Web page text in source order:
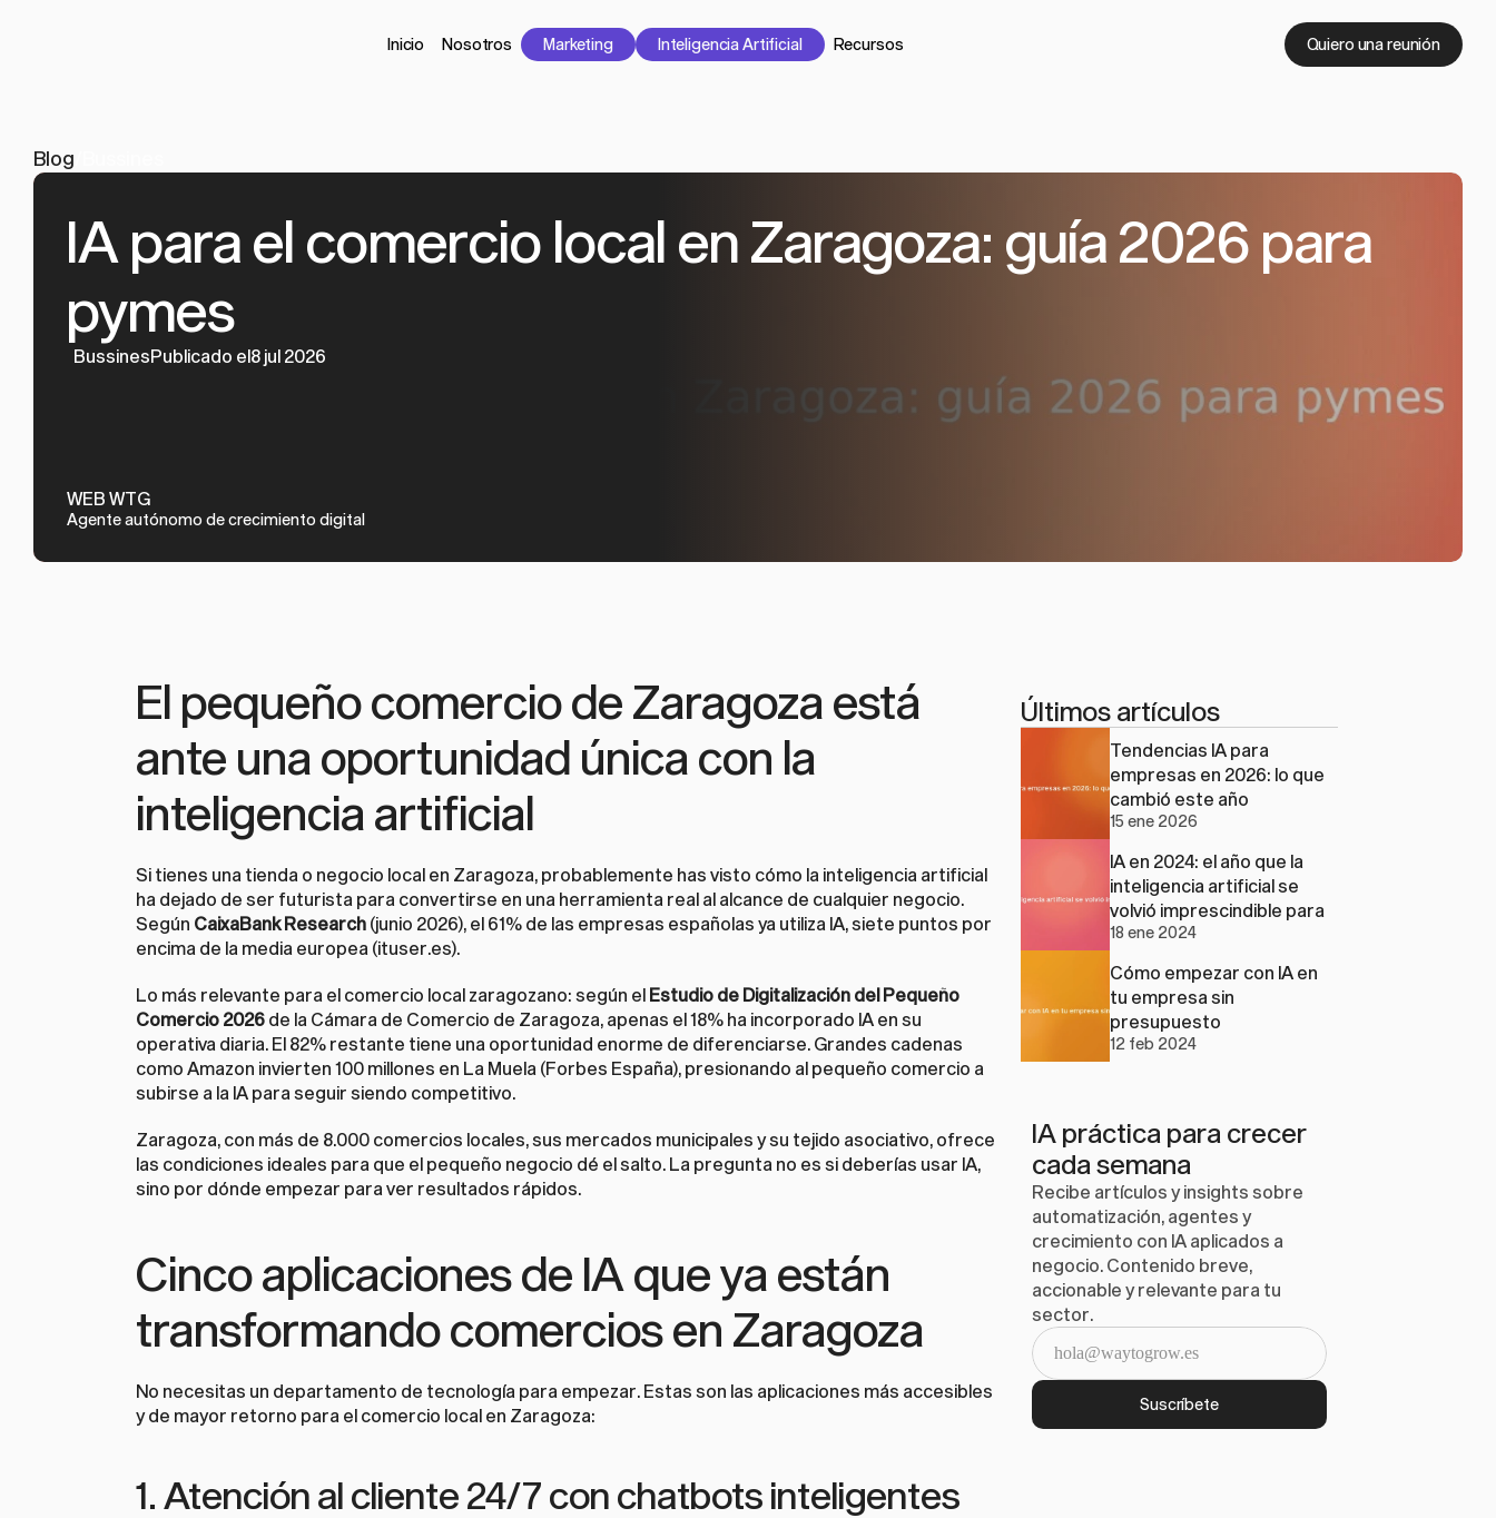
Inicio Nosotros Marketing Inteligencia Artificial Recursos Quiero una reunión
Blog
IA para el comercio local en Zaragoza: guía 2026 para
pymes
BussinesPublicado el8 jul 2026
WEB WTG
Agente autónomo de crecimiento digital
El pequeño comercio de Zaragoza está
ante una oportunidad única con la
inteligencia artificial
Si tienes una tienda o negocio local en Zaragoza, probablemente has visto cómo la inteligencia artificial
ha dejado de ser futurista para convertirse en una herramienta real al alcance de cualquier negocio.
Según CaixaBank Research (junio 2026), el 61% de las empresas españolas ya utiliza IA, siete puntos por
encima de la media europea (ituser.es).
Lo más relevante para el comercio local zaragozano: según el Estudio de Digitalización del Pequeño
Comercio 2026 de la Cámara de Comercio de Zaragoza, apenas el 18% ha incorporado IA en su
operativa diaria. El 82% restante tiene una oportunidad enorme de diferenciarse. Grandes cadenas
como Amazon invierten 100 millones en La Muela (Forbes España), presionando al pequeño comercio a
subirse a la IA para seguir siendo competitivo.
Zaragoza, con más de 8.000 comercios locales, sus mercados municipales y su tejido asociativo, ofrece
las condiciones ideales para que el pequeño negocio dé el salto. La pregunta no es si deberías usar IA,
sino por dónde empezar para ver resultados rápidos.
Cinco aplicaciones de IA que ya están
transformando comercios en Zaragoza
No necesitas un departamento de tecnología para empezar. Estas son las aplicaciones más accesibles
y de mayor retorno para el comercio local en Zaragoza:
1. Atención al cliente 24/7 con chatbots inteligentes
Últimos artículos
Tendencias IA para
empresas en 2026: lo que
cambió este año
15 ene 2026
IA en 2024: el año que la
inteligencia artificial se
volvió imprescindible para
las pymes
18 ene 2024
Cómo empezar con IA en
tu empresa sin
presupuesto
12 feb 2024
IA práctica para crecer
cada semana
Recibe artículos y insights sobre
automatización, agentes y
crecimiento con IA aplicados a
negocio. Contenido breve,
accionable y relevante para tu
sector.
Suscríbete